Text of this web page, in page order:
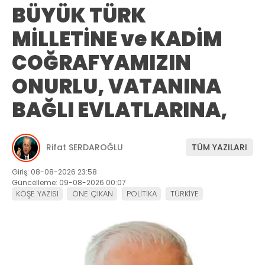
BÜYÜK TÜRK
MİLLETİNE ve KADİM
COĞRAFYAMIZIN
ONURLU, VATANINA
BAĞLI EVLATLARINA,
Rifat SERDAROĞLU TÜM YAZILARI
Giriş: 08-08-2026 23:58
Güncelleme: 09-08-2026 00:07
KÖŞE YAZISI ÖNE ÇIKAN POLİTİKA TÜRKİYE